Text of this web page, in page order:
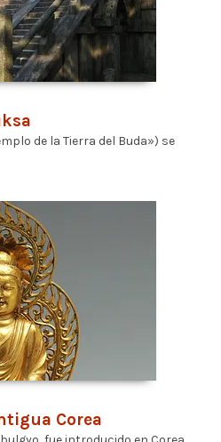
de la Tierra del Buda») se
Corea